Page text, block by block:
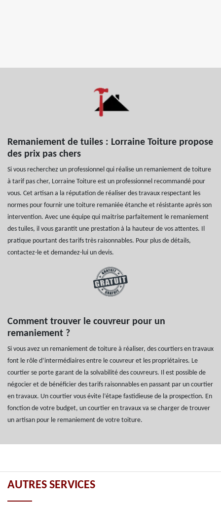
Remaniement de tuiles : Lorraine Toiture propose
des prix pas chers
Si vous recherchez un professionnel qui réalise un remaniement de toiture
à tarif pas cher, Lorraine Toiture est un professionnel recommandé pour
vous. Cet artisan a la réputation de réaliser des travaux respectant les
normes pour fournir une toiture remaniée étanche et résistante après son
intervention. Avec une équipe qui maitrise parfaitement le remaniement
des tuiles, il vous garantit une prestation à la hauteur de vos attentes. Il
pratique pourtant des tarifs très raisonnables. Pour plus de détails,
contactez-le et demandez-lui un devis.
Comment trouver le couvreur pour un
remaniement ?
Si vous avez un remaniement de toiture à réaliser, des courtiers en travaux
font le rôle d’intermédiaires entre le couvreur et les propriétaires. Le
courtier se porte garant de la solvabilité des couvreurs. Il est possible de
négocier et de bénéficier des tarifs raisonnables en passant par un courtier
en travaux. Un courtier vous évite l’étape fastidieuse de la prospection. En
fonction de votre budget, un courtier en travaux va se charger de trouver
un artisan pour le remaniement de votre toiture.
AUTRES SERVICES